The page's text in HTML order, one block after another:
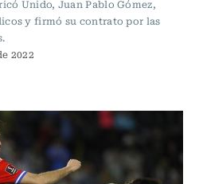
Unido, Juan Pablo Gómez,
y firmó su contrato por las
2022